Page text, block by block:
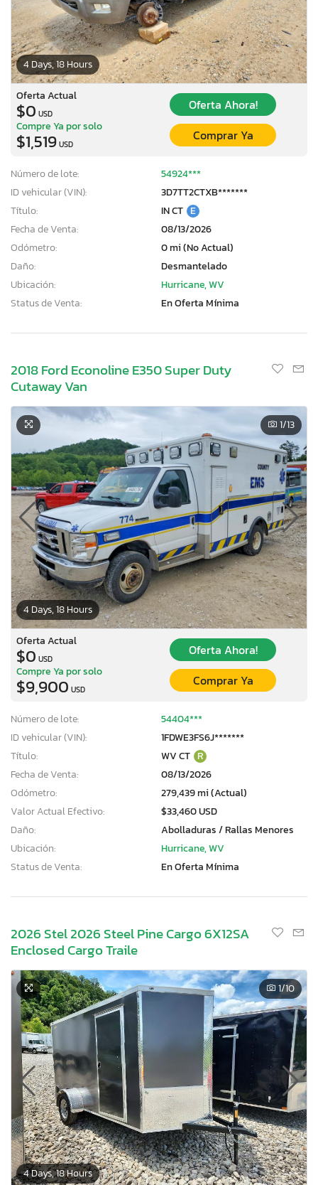
4 Days, 18 Hours
Oferta Actual
$0 USD
Oferta Ahora!
Compre Ya por solo
$1,519USD
Comprar Ya
Número de lote:
54924***
ID vehicular (VIN):
3D7TT2CTXB*******
Título:
IN CT E
Fecha de Venta:
08/13/2026
Odómetro:
0 mi (No Actual)
Daño:
Desmantelado
Ubicación:
Hurricane, WV
Status de Venta:
En Oferta Mínima
2018 Ford Econoline E350 Super Duty
Cutaway Van
4 Days, 18 Hours
1/13
Oferta Actual
$0 USD
Oferta Ahora!
Compre Ya por solo
$9,900 USD
Comprar Ya
Número de lote:
54404***
ID vehicular (VIN):
1FDWE3FS6J*******
Título:
WV CT R
Fecha de Venta:
08/13/2026
Odómetro:
279,439 mi (Actual)
Valor Actual Efectivo:
$33,460 USD
Daño:
Abolladuras / Rallas Menores
Ubicación:
Hurricane, WV
Status de Venta:
En Oferta Mínima
2026 Stel 2026 Steel Pine Cargo 6X12SA
Enclosed Cargo Traile
4 Days, 18 Hours
1/10
×